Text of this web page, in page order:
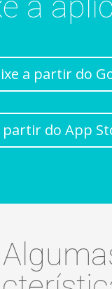
a partir do
partir do App